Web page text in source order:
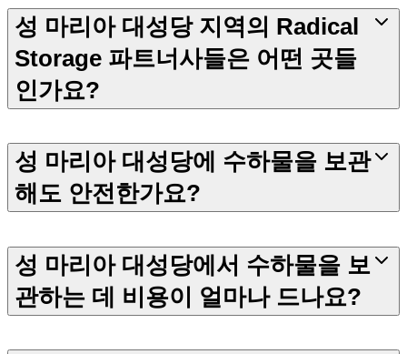
성 마리아 대성당 지역의 Radical
Storage 파트너사들은 어떤 곳들
인가요?
성 마리아 대성당에 수하물을 보관
해도 안전한가요?
성 마리아 대성당에서 수하물을 보
관하는 데 비용이 얼마나 드나요?